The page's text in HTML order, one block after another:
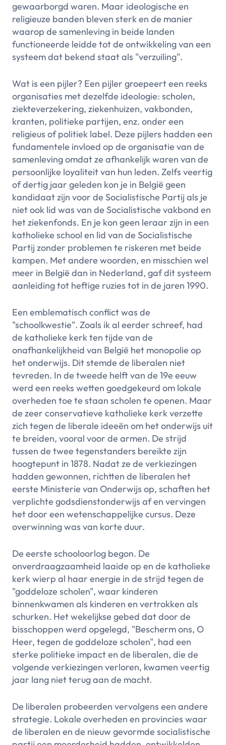
gewaarborgd waren. Maar ideologische en
religieuze banden bleven sterk en de manier
waarop de samenleving in beide landen
functioneerde leidde tot de ontwikkeling van een
systeem dat bekend staat als "verzuiling".
Wat is een pijler? Een pijler groepeert een reeks
organisaties met dezelfde ideologie: scholen,
ziekteverzekering, ziekenhuizen, vakbonden,
kranten, politieke partijen, enz. onder een
religieus of politiek label. Deze pijlers hadden een
fundamentele invloed op de organisatie van de
samenleving omdat ze afhankelijk waren van de
persoonlijke loyaliteit van hun leden. Zelfs veertig
of dertig jaar geleden kon je in België geen
kandidaat zijn voor de Socialistische Partij als je
niet ook lid was van de Socialistische vakbond en
het ziekenfonds. En je kon geen leraar zijn in een
katholieke school en lid van de Socialistische
Partij zonder problemen te riskeren met beide
kampen. Met andere woorden, en misschien wel
meer in België dan in Nederland, gaf dit systeem
aanleiding tot heftige ruzies tot in de jaren 1990.
Een emblematisch conflict was de
"schoolkwestie". Zoals ik al eerder schreef, had
de katholieke kerk ten tijde van de
onafhankelijkheid van België het monopolie op
het onderwijs. Dit stemde de liberalen niet
tevreden. In de tweede helft van de 19e eeuw
werd een reeks wetten goedgekeurd om lokale
overheden toe te staan scholen te openen. Maar
de zeer conservatieve katholieke kerk verzette
zich tegen de liberale ideeën om het onderwijs uit
te breiden, vooral voor de armen. De strijd
tussen de twee tegenstanders bereikte zijn
hoogtepunt in 1878. Nadat ze de verkiezingen
hadden gewonnen, richtten de liberalen het
eerste Ministerie van Onderwijs op, schaften het
verplichte godsdienstonderwijs af en vervingen
het door een wetenschappelijke cursus. Deze
overwinning was van korte duur.
De eerste schooloorlog begon. De
onverdraagzaamheid laaide op en de katholieke
kerk wierp al haar energie in de strijd tegen de
"goddeloze scholen", waar kinderen
binnenkwamen als kinderen en vertrokken als
schurken. Het wekelijkse gebed dat door de
bisschoppen werd opgelegd, "Bescherm ons, O
Heer, tegen de goddeloze scholen", had een
sterke politieke impact en de liberalen, die de
volgende verkiezingen verloren, kwamen veertig
jaar lang niet terug aan de macht.
De liberalen probeerden vervolgens een andere
strategie. Lokale overheden en provincies waar
de liberalen en de nieuw gevormde socialistische